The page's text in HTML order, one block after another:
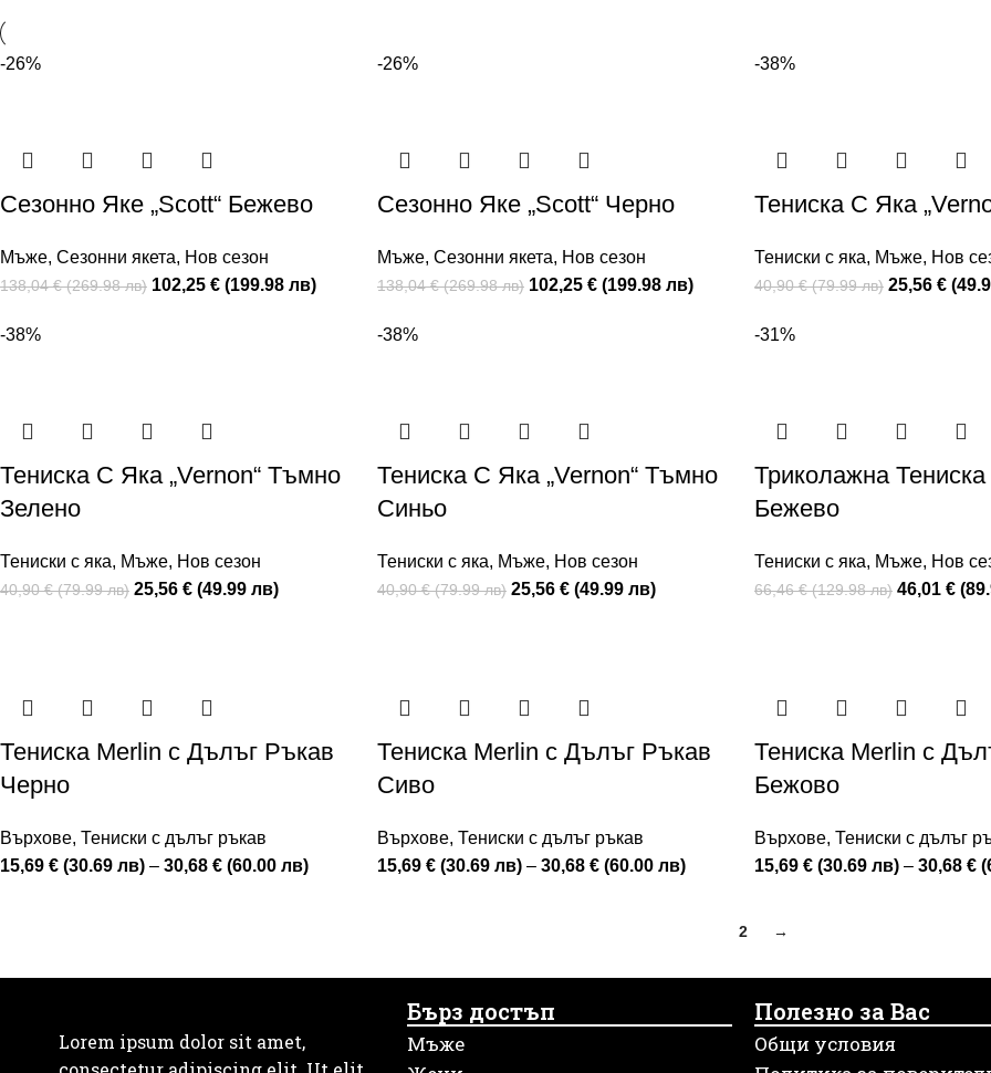
-26%
Сезонно Яке „Scott“ Бежево
Мъже, Сезонни якета, Нов сезон
138,04 € (269.98 лв) 102,25 € (199.98 лв)
-26%
Сезонно Яке „Scott“ Черно
Мъже, Сезонни якета, Нов сезон
138,04 € (269.98 лв) 102,25 € (199.98 лв)
-38%
Тениска С Яка
Тениски с яка, Мъже, Нов
40,90 € (79.99 лв) 25,56 €
-38%
Тениска С Яка „Vernon“ Тъмно
Зелено
Тениски с яка, Мъже, Нов сезон
40,90 € (79.99 лв) 25,56 € (49.99 лв)
-38%
Тениска С Яка „Vernon“ Тъмно
Синьо
Тениски с яка, Мъже, Нов сезон
40,90 € (79.99 лв) 25,56 € (49.99 лв)
-31%
Триколажна Тениска
Бежево
Тениски с яка, Мъже, Нов
66,46 € (129.98 лв) 46,01 €
Тениска Merlin с Дълъг Ръкав
Черно
Върхове, Тениски с дълъг ръкав
15,69 € (30.69 лв) – 30,68 € (60.00 лв)
Тениска Merlin с Дълъг Ръкав
Сиво
Върхове, Тениски с дълъг ръкав
15,69 € (30.69 лв) – 30,68 € (60.00 лв)
Тениска Merlin с
Бежово
Върхове, Тениски с дълъг
15,69 € (30.69 лв) – 30,68 €
2 →
Lorem ipsum dolor sit amet,
Бърз достъп
Мъже
Полезно за Вас
Общи условия